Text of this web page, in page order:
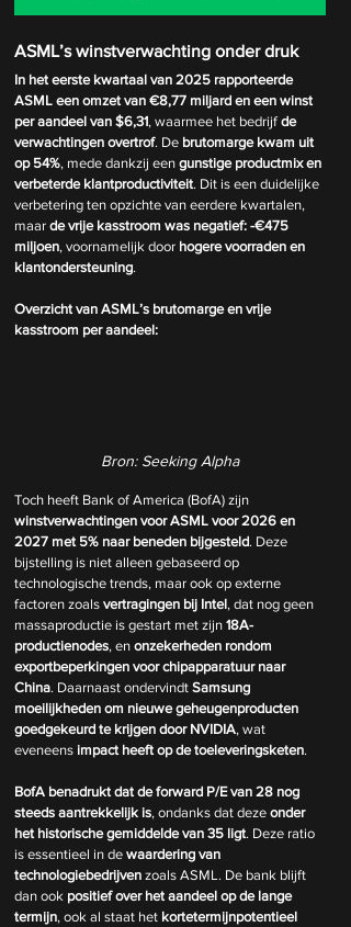
ASML’s winstverwachting onder druk
In het eerste kwartaal van 2025 rapporteerde
ASML een omzet van €8,77 miljard en een winst
per aandeel van $6,31, waarmee het bedrijf de
verwachtingen overtrof. De brutomarge kwam uit
op 54%, mede dankzij een gunstige productmix en
verbeterde klantproductiviteit. Dit is een duidelijke
verbetering ten opzichte van eerdere kwartalen,
maar de vrije kasstroom was negatief: -€475
miljoen, voornamelijk door hogere voorraden en
klantondersteuning.
Overzicht van ASML’s brutomarge en vrije
kasstroom per aandeel:
Bron: Seeking Alpha
Toch heeft Bank of America (BofA) zijn
winstverwachtingen voor ASML voor 2026 en
2027 met 5% naar beneden bijgesteld. Deze
bijstelling is niet alleen gebaseerd op
technologische trends, maar ook op externe
factoren zoals vertragingen bij Intel, dat nog geen
massaproductie is gestart met zijn 18A-
productienodes, en onzekerheden rondom
exportbeperkingen voor chipapparatuur naar
China. Daarnaast ondervindt Samsung
moeilijkheden om nieuwe geheugenproducten
goedgekeurd te krijgen door NVIDIA, wat
eveneens impact heeft op de toeleveringsketen.
BofA benadrukt dat de forward P/E van 28 nog
steeds aantrekkelijk is, ondanks dat deze onder
het historische gemiddelde van 35 ligt. Deze ratio
is essentieel in de waardering van
technologiebedrijven zoals ASML. De bank blijft
dan ook positief over het aandeel op de lange
termijn, ook al staat het kortetermijnpotentieel